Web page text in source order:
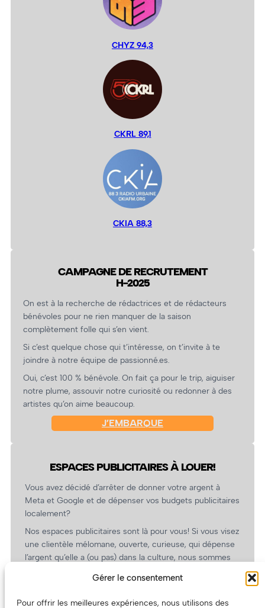
Gérer le consentement
Pour offrir les meilleures expériences, nous utilisons des
CHYZ 94,3
CKRL 89,1
CKIA 88,3
CAMPAGNE DE RECRUTEMENT
H-2025
On est à la recherche de rédactrices et de rédacteurs
bénévoles pour ne rien manquer de la saison
complètement folle qui s’en vient.
Si c’est quelque chose qui t’intéresse, on t’invite à te
joindre à notre équipe de passionné.es.
Oui, c’est 100 % bénévole. On fait ça pour le trip, aiguiser
notre plume, assouvir notre curiosité ou redonner à des
artistes qu’on aime beaucoup.
J’EMBARQUE
ESPACES PUBLICITAIRES À LOUER!
Vous avez décidé d’arrêter de donner votre argent à
Meta et Google et de dépenser vos budgets publicitaires
localement?
Nos espaces publicitaires sont là pour vous! Si vous visez
une clientèle mélomane, ouverte, curieuse, qui dépense
l’argent qu’elle a (ou pas) dans la culture, nous sommes
revient.